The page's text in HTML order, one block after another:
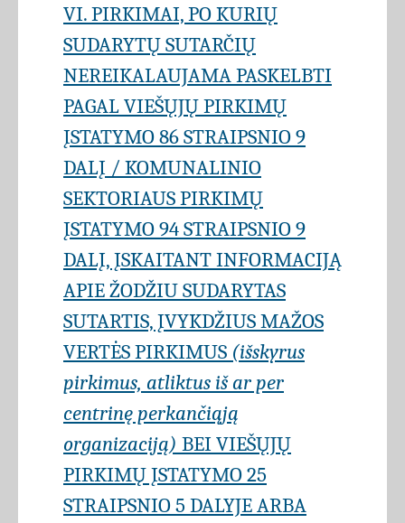
VI. PIRKIMAI, PO KURIŲ
SUDARYTŲ SUTARČIŲ
NEREIKALAUJAMA PASKELBTI
PAGAL VIEŠŲJŲ PIRKIMŲ
ĮSTATYMO 86 STRAIPSNIO 9
DALĮ / KOMUNALINIO
SEKTORIAUS PIRKIMŲ
ĮSTATYMO 94 STRAIPSNIO 9
DALĮ, ĮSKAITANT INFORMACIJĄ
APIE ŽODŽIU SUDARYTAS
SUTARTIS, ĮVYKDŽIUS MAŽOS
VERTĖS PIRKIMUS (išskyrus
pirkimus, atliktus iš ar per
centrinę perkančiąją
organizaciją) BEI VIEŠŲJŲ
PIRKIMŲ ĮSTATYMO 25
STRAIPSNIO 5 DALYJE ARBA